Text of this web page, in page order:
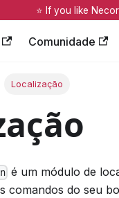
⭐️ If you like
Comunidade
Localização
é um módulo de
comandos do seu